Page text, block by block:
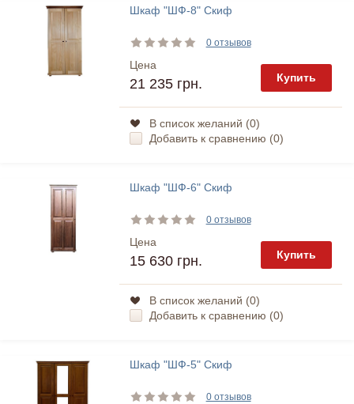
Шкаф "ШФ-8" Скиф
0 отзывов
Цена
21 235 грн. Купить
В список желаний (0)
Добавить к сравнению (0)
Шкаф "ШФ-6" Скиф
0 отзывов
Цена
15 630 грн. Купить
В список желаний (0)
Добавить к сравнению (0)
Шкаф "ШФ-5" Скиф
0 отзывов